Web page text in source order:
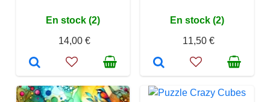
En stock (2)
14,00 €
En stock (2)
11,50 €